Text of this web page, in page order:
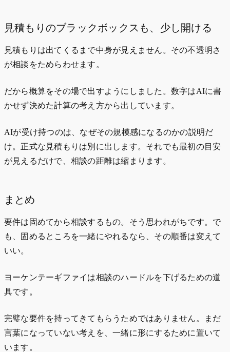
見積もりのブラックボックスも、少し開ける
見積もりは出てくるまで中身が見えません。その不透明さ
が相談をためらわせます。
だから概算をその場で出すようにしました。数字はAIに書
かせず決めた計算の考え方から出しています。
AIが受け持つのは、なぜその規模感になるのかの説明だ
け。正式な見積もりは別に出します。それでも最初の目安
が見えるだけで、相談の距離は縮まります。
まとめ
要件は固めてから相談するもの。そう思われがちです。で
も、固めるところを一緒にやれるなら、その順番は変えて
いい。
ヨーケンテーギファイは相談のハードルを下げるための道
具です。
完璧な要件を持ってきてもらうためではありません。まだ
言葉になっていない考えを、一緒に形にするために置いて
います。